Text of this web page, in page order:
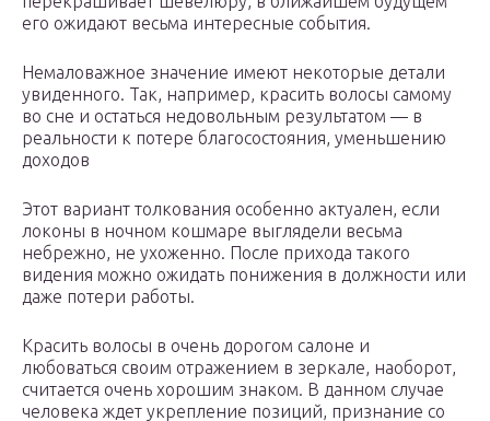
его ожидают весьма интересные события.
Немаловажное значение имеют некоторые детали
увиденного. Так, например, красить волосы самому
во сне и остаться недовольным результатом — в
реальности к потере благосостояния, уменьшению
доходов
Этот вариант толкования особенно актуален, если
локоны в ночном кошмаре выглядели весьма
небрежно, не ухоженно. После прихода такого
видения можно ожидать понижения в должности или
даже потери работы.
Красить волосы в очень дорогом салоне и
любоваться своим отражением в зеркале, наоборот,
считается очень хорошим знаком. В данном случае
человека ждет укрепление позиций, признание со